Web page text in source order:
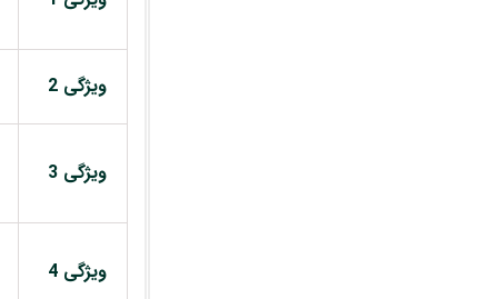
ویژگی 2
ویژگی 3
ویژگی 4